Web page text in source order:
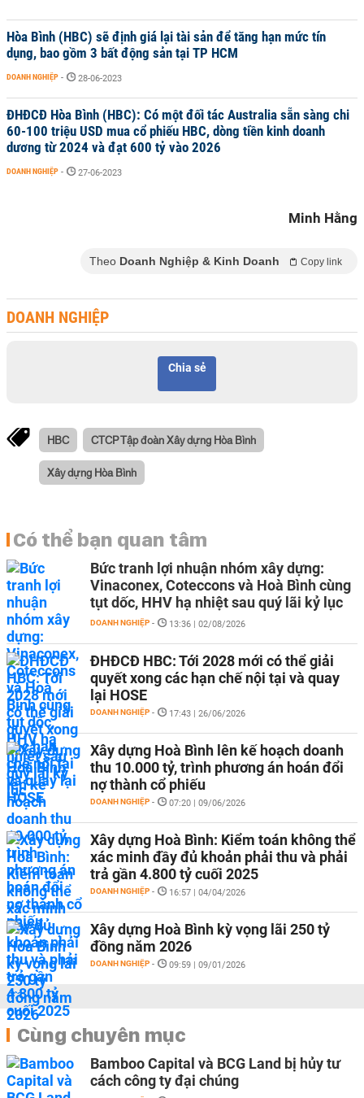
Hòa Bình (HBC) sẽ định giá lại tài sản để tăng hạn mức tín
dụng, bao gồm 3 bất động sản tại TP HCM
DOANH NGHIỆP - 28-06-2023
ĐHĐCĐ Hòa Bình (HBC): Có một đối tác Australia sẵn sàng chi
60-100 triệu USD mua cổ phiếu HBC, dòng tiền kinh doanh
dương từ 2024 và đạt 600 tỷ vào 2026
DOANH NGHIỆP - 27-06-2023
Minh Hằng
Theo Doanh Nghiệp & Kinh Doanh Copy link
DOANH NGHIỆP
Chia sẻ
HBC CTCP Tập đoàn Xây dựng Hòa Bình
Xây dựng Hòa Bình
Có thể bạn quan tâm
Bức tranh lợi nhuận nhóm xây dựng:
Vinaconex, Coteccons và Hoà Bình cùng
tụt dốc, HHV hạ nhiệt sau quý lãi kỷ lục
DOANH NGHIỆP - 13:36 | 02/08/2026
ĐHĐCĐ HBC: Tới 2028 mới có thể giải
quyết xong các hạn chế nội tại và quay
lại HOSE
DOANH NGHIỆP - 17:43 | 26/06/2026
Xây dựng Hoà Bình lên kế hoạch doanh
thu 10.000 tỷ, trình phương án hoán đổi
nợ thành cổ phiếu
DOANH NGHIỆP - 07:20 | 09/06/2026
Xây dựng Hoà Bình: Kiểm toán không thể
xác minh đầy đủ khoản phải thu và phải
trả gần 4.800 tỷ cuối 2025
DOANH NGHIỆP - 16:57 | 04/04/2026
Xây dựng Hoà Bình kỳ vọng lãi 250 tỷ
đồng năm 2026
DOANH NGHIỆP - 09:59 | 09/01/2026
Cùng chuyên mục
Bamboo Capital và BCG Land bị hủy tư
cách công ty đại chúng